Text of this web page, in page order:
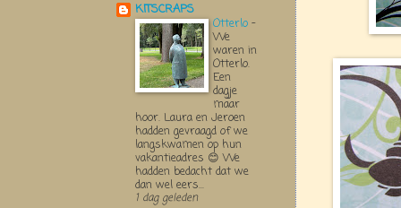
KITSCRAPS
Otterlo -
We
waren in
Otterlo.
Een
dagje
maar
hoor. Laura en Jeroen
hadden gevraagd of we
langskwamen op hun
vakantieadres 😊 We
hadden bedacht dat we
dan wel eers...
1 dag geleden